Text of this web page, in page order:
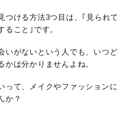
つける方法3つ目は、｢見られて
ること｣です。
いがないという人でも、いつど
かは分かりませんよね。
って、メイクやファッションに
か？